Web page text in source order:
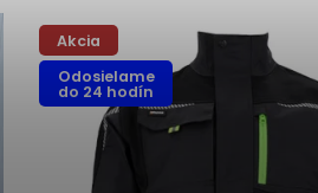
Akcia
Odosielame
do 24 hodín